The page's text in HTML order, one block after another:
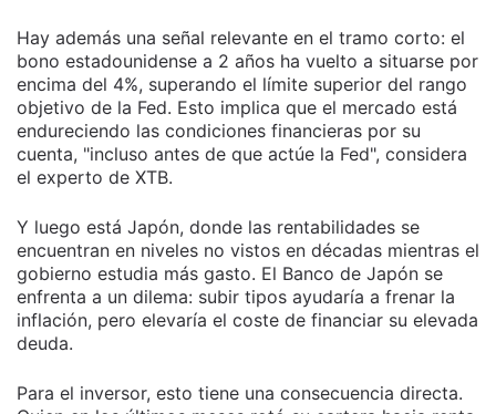
Hay además una señal relevante en el tramo corto: el
bono estadounidense a 2 años ha vuelto a situarse por
encima del 4%, superando el límite superior del rango
objetivo de la Fed. Esto implica que el mercado está
endureciendo las condiciones financieras por su
cuenta, "incluso antes de que actúe la Fed", considera
el experto de XTB.
Y luego está Japón, donde las rentabilidades se
encuentran en niveles no vistos en décadas mientras el
gobierno estudia más gasto. El Banco de Japón se
enfrenta a un dilema: subir tipos ayudaría a frenar la
inflación, pero elevaría el coste de financiar su elevada
deuda.
Para el inversor, esto tiene una consecuencia directa.